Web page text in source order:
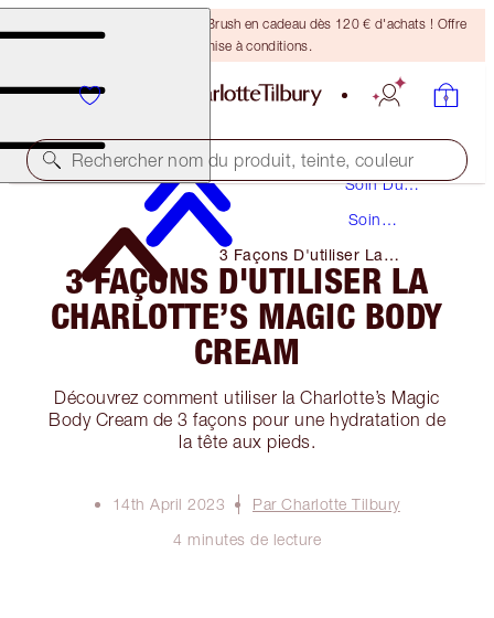
Recevez un pinceau Bronzing Brush en cadeau dès 120 € d'achats ! Offre
soumise à conditions.
Rechercher nom du produit, teinte, couleur
Soin Du
Soin
3 Façons D'utiliser La
Charlotte’s Magic Body Cream
3 FAÇONS D'UTILISER LA
CHARLOTTE’S MAGIC BODY
CREAM
Découvrez comment utiliser la Charlotte’s Magic
Body Cream de 3 façons pour une hydratation de
la tête aux pieds.
14th April 2023
Par Charlotte Tilbury
4 minutes de lecture